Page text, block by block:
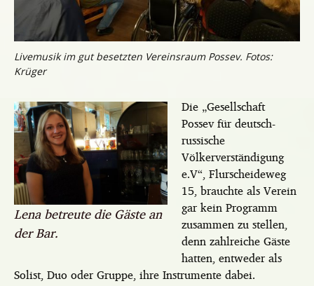
Livemusik im gut besetzten Vereinsraum Possev. Fotos:
Krüger
Lena betreute die Gäste an
der Bar.
Die „Gesellschaft
Possev für deutsch-
russische
Völkerverständigung
e.V“, Flurscheideweg
15, brauchte als Verein
gar kein Programm
zusammen zu stellen,
denn zahlreiche Gäste
hatten, entweder als
Solist, Duo oder Gruppe, ihre Instrumente dabei.